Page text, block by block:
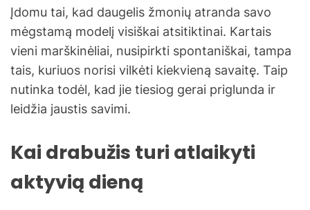
Įdomu tai, kad daugelis žmonių atranda savo
mėgstamą modelį visiškai atsitiktinai. Kartais
vieni marškinėliai, nusipirkti spontaniškai, tampa
tais, kuriuos norisi vilkėti kiekvieną savaitę. Taip
nutinka todėl, kad jie tiesiog gerai priglunda ir
leidžia jaustis savimi.
Kai drabužis turi atlaikyti
aktyvią dieną